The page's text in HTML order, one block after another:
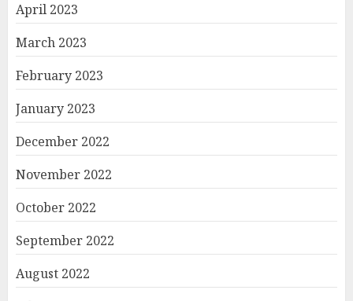
April 2023
March 2023
February 2023
January 2023
December 2022
November 2022
October 2022
September 2022
August 2022